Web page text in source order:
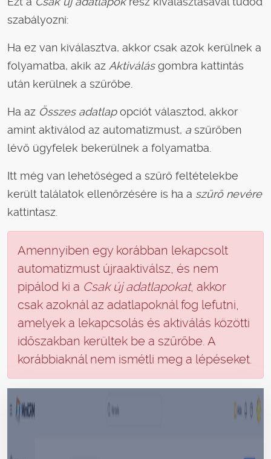
szabályozni:
Ha ez van kiválasztva, akkor csak azok kerülnek a
folyamatba, akik az Aktiválásgombra kattintás
után kerülnek a szűrőbe.
Ha az Összes adatlapopciót választod, akkor
amint aktiválod az automatizmust, a szűrőben
lévő ügyfelek bekerülnek a folyamatba.
Itt még van lehetőséged a szűrő feltételekbe
került találatok ellenőrzésére is ha a szűrő nevére
kattintasz.
Amennyiben egy korábban lekapcsolt
automatizmust újraaktiválsz, és nem
pipálod ki a Csak új adatlapokat, akkor
csak azoknál az adatlapoknál fog lefutni,
amelyek a lekapcsolás és aktiválás közötti
időszakban kerültek be a szűrőbe. A
korábbiaknál nem ismétli meg a lépéseket.